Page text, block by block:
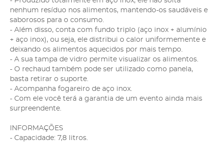
nenhum resíduo nos alimentos, mantendo-os saudáveis e
saborosos para o consumo.
- Além disso, conta com fundo triplo (aço inox + alumínio
+ aço inox), ou seja, ele distribui o calor uniformemente e
deixando os alimentos aquecidos por mais tempo.
- A sua tampa de vidro permite visualizar os alimentos.
- O rechaud também pode ser utilizado como panela,
basta retirar o suporte.
- Acompanha fogareiro de aço inox.
- Com ele você terá a garantia de um evento ainda mais
surpreendente.
INFORMAÇÕES
- Capacidade: 7,8 litros.